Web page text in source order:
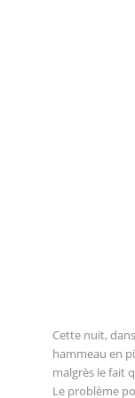
Cette nuit,
hammeau en
malgrès le fait
Le problème